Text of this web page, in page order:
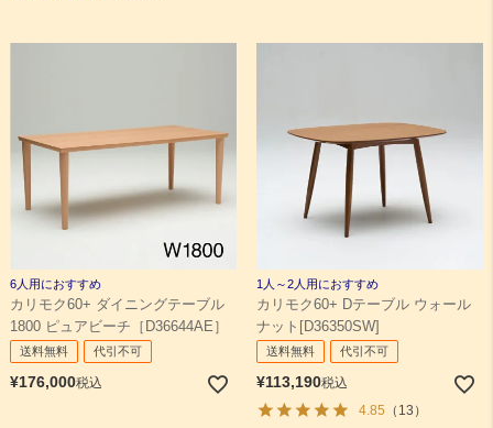
6人用におすすめ
カリモク60+ ダイニングテーブル
1800 ピュアビーチ［D36644AE］
送料無料 代引不可
¥176,000税込
1人～2人用におすすめ
カリモク60+ Dテーブル ウォール
ナット[D36350SW]
送料無料 代引不可
¥113,190税込
4.85 （13）